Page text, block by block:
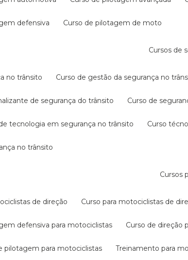
defensiva curso de pilotagem de moto
cursos de
no trânsito curso de gestão da segurança no
de segurança do trânsito curso de
de tecnologia em segurança no trânsito curso
no trânsito
cursos
de direção curso para motociclistas de
defensiva para motociclistas curso de
pilotagem para motociclistas treinamento para